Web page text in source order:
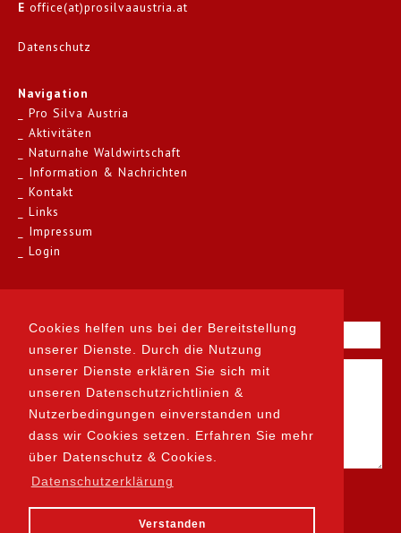
Cookies helfen uns bei der Bereitstellung
unserer Dienste. Durch die Nutzung
unserer Dienste erklären Sie sich mit
unseren Datenschutzrichtlinien &
Nutzerbedingungen einverstanden und
dass wir Cookies setzen. Erfahren Sie mehr
über Datenschutz & Cookies.
Datenschutzerklärung
Verstanden
E office(at)prosilvaaustria.at
Datenschutz
Navigation
Pro Silva Austria
Aktivitäten
Naturnahe Waldwirtschaft
Information & Nachrichten
Kontakt
Links
Impressum
Login
designed by prodesign